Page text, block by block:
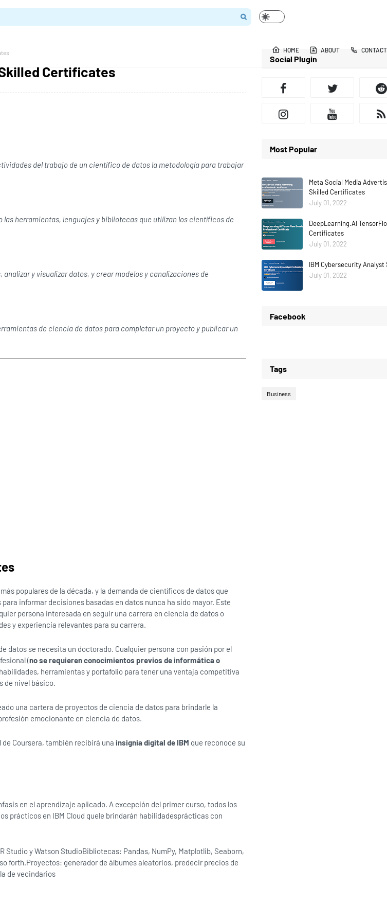
HOME ABOUT CONTACT
Certificates
del trabajo de un científico de datos la metodología para trabajar
las herramientas, lenguajes y bibliotecas que utilizan los científicos de
y visualizar datos, y crear modelos y canalizaciones de
de ciencia de datos para completar un proyecto y publicar un
populares de la década, y la demanda de científicos de datos que
informar decisiones basadas en datos nunca ha sido mayor. Este
persona interesada en seguir una carrera en ciencia de datos o
y experiencia relevantes para su carrera.
datos se necesita un doctorado. Cualquier persona con pasión por el
(no se requieren conocimientos previos de informática o
herramientas y portafolio para tener una ventaja competitiva
de nivel básico.
una cartera de proyectos de ciencia de datos para brindarle la
emocionante en ciencia de datos.
Coursera, también recibirá una insignia digital de IBM que reconoce su
en el aprendizaje aplicado. A excepción del primer curso, todos los
prácticos en IBM Cloud quele brindarán habilidadesprácticas con
y Watson StudioBibliotecas: Pandas, NumPy, Matplotlib, Seaborn,
forth.Proyectos: generador de álbumes aleatorios, predecir precios de
de vecindarios
Social Plugin
Most Popular
Meta Social Media
Skilled Certificates
July 01, 2022
DeepLearning.AI
Certificates
July 01, 2022
IBM Cybersecurity
July 01, 2022
Facebook
Tags
Business